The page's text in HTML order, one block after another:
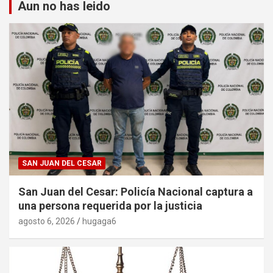
Aun no has leido
SAN JUAN DEL CESAR
San Juan del Cesar: Policía Nacional captura a
una persona requerida por la justicia
agosto 6, 2026 hugaga6